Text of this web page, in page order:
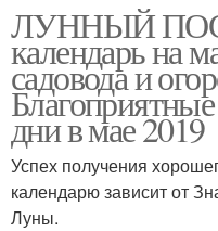
ЛУННЫЙ
календарь на
садовода и
дни в мае 2019
Успех получения
календарю зависит от
Луны.